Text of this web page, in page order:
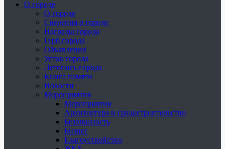
О городе
О городе
Сведения о городе
Награды города
Герб города
Объявления
Устав города
Летопись города
Книга памяти
Новости
Мероприятия
Мероприятия
Архитектура и градостроительство
Безопасность
Бизнес
Благоустройство